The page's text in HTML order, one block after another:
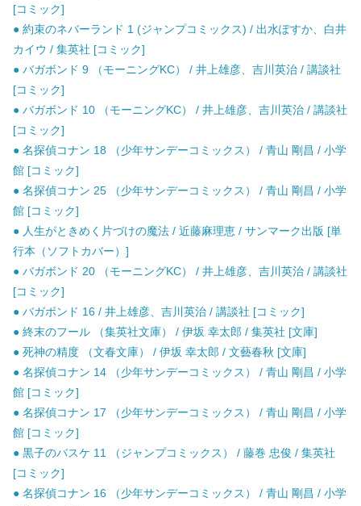
[コミック]
● 約束のネバーランド 1 (ジャンプコミックス) / 出水ぽすか、白井
カイウ / 集英社 [コミック]
● バガボンド 9 （モーニングKC） / 井上雄彦、吉川英治 / 講談社
[コミック]
● バガボンド 10 （モーニングKC） / 井上雄彦、吉川英治 / 講談社
[コミック]
● 名探偵コナン 18 （少年サンデーコミックス） / 青山 剛昌 / 小学
館 [コミック]
● 名探偵コナン 25 （少年サンデーコミックス） / 青山 剛昌 / 小学
館 [コミック]
● 人生がときめく片づけの魔法 / 近藤麻理恵 / サンマーク出版 [単
行本（ソフトカバー）]
● バガボンド 20 （モーニングKC） / 井上雄彦、吉川英治 / 講談社
[コミック]
● バガボンド 16 / 井上雄彦、吉川英治 / 講談社 [コミック]
● 終末のフール （集英社文庫） / 伊坂 幸太郎 / 集英社 [文庫]
● 死神の精度 （文春文庫） / 伊坂 幸太郎 / 文藝春秋 [文庫]
● 名探偵コナン 14 （少年サンデーコミックス） / 青山 剛昌 / 小学
館 [コミック]
● 名探偵コナン 17 （少年サンデーコミックス） / 青山 剛昌 / 小学
館 [コミック]
● 黒子のバスケ 11 （ジャンプコミックス） / 藤巻 忠俊 / 集英社
[コミック]
● 名探偵コナン 16 （少年サンデーコミックス） / 青山 剛昌 / 小学